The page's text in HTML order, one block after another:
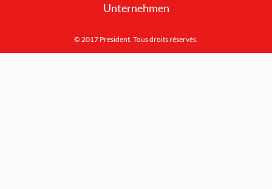
Unternehmen
© 2017 President. Tous droits réservés.